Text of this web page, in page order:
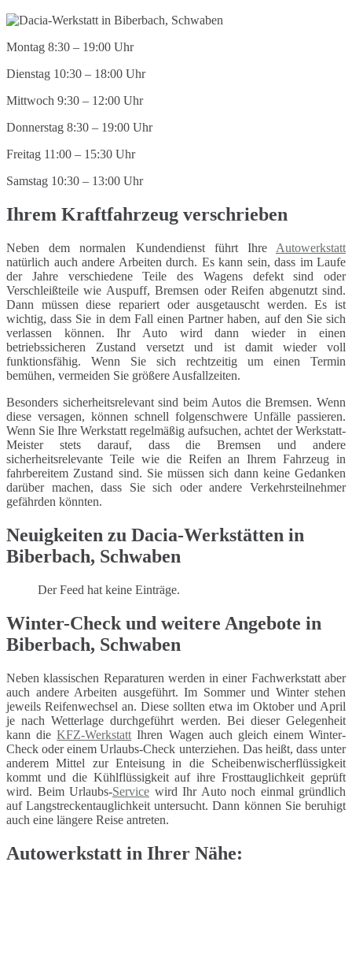
Montag 8:30 – 19:00 Uhr
Dienstag 10:30 – 18:00 Uhr
Mittwoch 9:30 – 12:00 Uhr
Donnerstag 8:30 – 19:00 Uhr
Freitag 11:00 – 15:30 Uhr
Samstag 10:30 – 13:00 Uhr
Ihrem Kraftfahrzeug verschrieben
Neben dem normalen Kundendienst führt Ihre Autowerkstatt
natürlich auch andere Arbeiten durch. Es kann sein, dass im Laufe
der Jahre verschiedene Teile des Wagens defekt sind oder
Verschleißteile wie Auspuff, Bremsen oder Reifen abgenutzt sind.
Dann müssen diese repariert oder ausgetauscht werden. Es ist
wichtig, dass Sie in dem Fall einen Partner haben, auf den Sie sich
verlassen können. Ihr Auto wird dann wieder in einen
betriebssicheren Zustand versetzt und ist damit wieder voll
funktionsfähig. Wenn Sie sich rechtzeitig um einen Termin
bemühen, vermeiden Sie größere Ausfallzeiten.
Besonders sicherheitsrelevant sind beim Autos die Bremsen. Wenn
diese versagen, können schnell folgenschwere Unfälle passieren.
Wenn Sie Ihre Werkstatt regelmäßig aufsuchen, achtet der Werkstatt-
Meister stets darauf, dass die Bremsen und andere
sicherheitsrelevante Teile wie die Reifen an Ihrem Fahrzeug in
fahrbereitem Zustand sind. Sie müssen sich dann keine Gedanken
darüber machen, dass Sie sich oder andere Verkehrsteilnehmer
gefährden könnten.
Neuigkeiten zu Dacia-Werkstätten in
Biberbach, Schwaben
Der Feed hat keine Einträge.
Winter-Check und weitere Angebote in
Biberbach, Schwaben
Neben klassischen Reparaturen werden in einer Fachwerkstatt aber
auch andere Arbeiten ausgeführt. Im Sommer und Winter stehen
jeweils Reifenwechsel an. Diese sollten etwa im Oktober und April
je nach Wetterlage durchgeführt werden. Bei dieser Gelegenheit
kann dieKFZ-Werkstatt Ihren Wagen auch gleich einem Winter-
Check oder einem Urlaubs-Check unterziehen. Das heißt, dass unter
anderem Mittel zur Enteisung in die Scheibenwischerflüssigkeit
kommt und die Kühlflüssigkeit auf ihre Frosttauglichkeit geprüft
wird. Beim Urlaubs-Service wird Ihr Auto noch einmal gründlich
auf Langstreckentauglichkeit untersucht. Dann können Sie beruhigt
auch eine längere Reise antreten.
Autowerkstatt in Ihrer Nähe: